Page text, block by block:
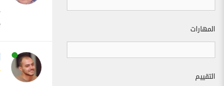
المهارات
التقييم